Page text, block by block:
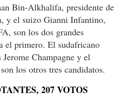
Bin-Alkhalifa, presidente de
y el suizo Gianni Infantino,
son los dos grandes
el primero. El sudafricano
Champagne y el
los otros tres candidatos.
207 VOTOS